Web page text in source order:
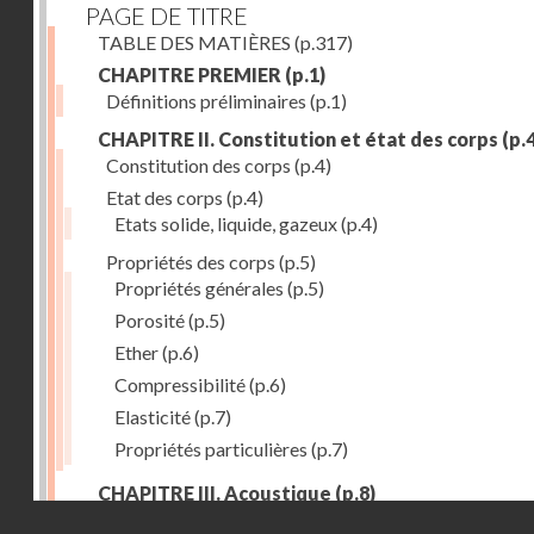
PAGE DE TITRE
TABLE DES MATIÈRES (p.317)
CHAPITRE PREMIER (p.1)
Définitions préliminaires (p.1)
CHAPITRE II. Constitution et état des corps
Constitution des corps (p.4)
Etat des corps (p.4)
Etats solide, liquide, gazeux(p.4)
Propriétés des corps (p.5)
Propriétés générales (p.5)
Porosité(p.5)
Ether(p.6)
Compressibilité(p.6)
Elasticité(p.7)
Propriétés particulières (p.7)
CHAPITRE III. Acoustique (p.8)